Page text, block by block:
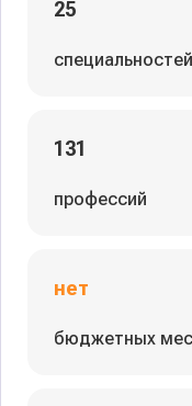
25
специальностей
131
профессий
нет
бюджетных